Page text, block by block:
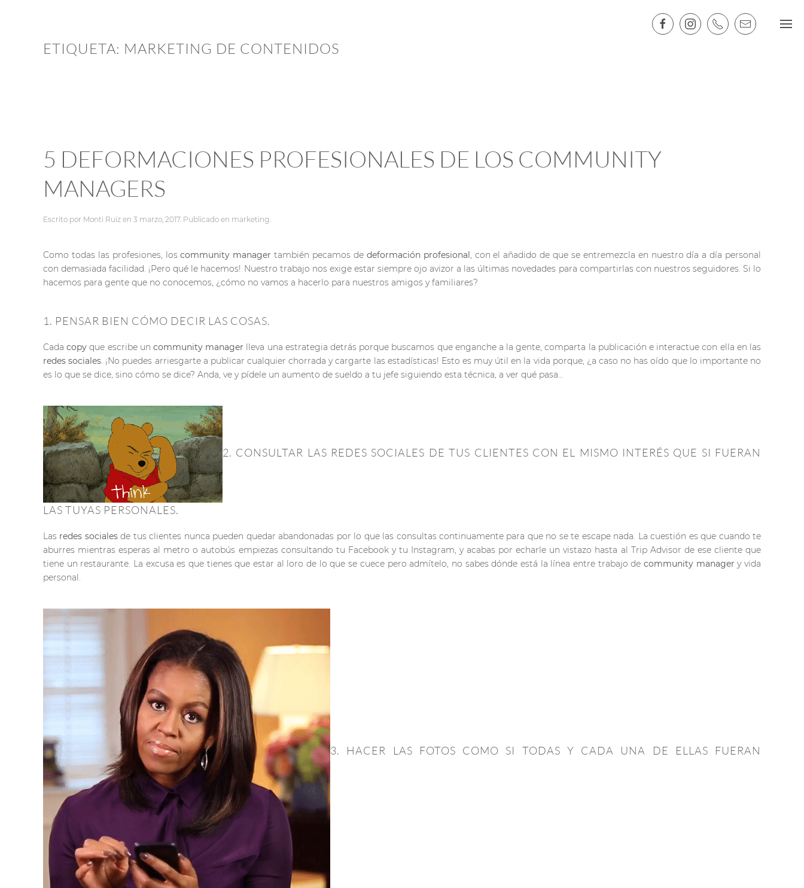
ETIQUETA: MARKETING DE CONTENIDOS
5 DEFORMACIONES PROFESIONALES DE LOS COMMUNITY
MANAGERS
Escrito por Monti Ruiz en 3 marzo, 2017. Publicado en marketing.
Como todas las profesiones, loscommunity manager también pecamos de deformación profesional, con el añadido de que se entremezcla en nuestro día a día personal
con demasiada facilidad. ¡Pero qué le hacemos! Nuestro trabajo nos exige estar siempre ojo avizor a las últimas novedades para compartirlas con nuestros seguidores. Si lo
hacemos para gente que no conocemos, ¿cómo no vamos a hacerlo para nuestros amigos y familiares?
1. PENSAR BIEN CÓMO DECIR LAS COSAS.
Cadacopy que escribe un community manager lleva una estrategia detrás porque buscamos que enganche a la gente, comparta la publicación e interactue con ella en las
redes sociales. ¡No puedes arriesgarte a publicar cualquier chorrada y cargarte las estadísticas! Esto es muy útil en la vida porque, ¿a caso no has oído que lo importante no
es lo que se dice, sino cómo se dice? Anda, ve y pídele un aumento de sueldo a tu jefe siguiendo esta técnica, a ver qué pasa…
2. CONSULTAR LAS REDES SOCIALES DE TUS CLIENTES CON EL MISMO INTERÉS QUE SI FUERAN
LAS TUYAS PERSONALES.
Las redes socialesde tus clientes nunca pueden quedar abandonadas por lo que las consultas continuamente para que no se te escape nada. La cuestión es que cuando te
aburres mientras esperas al metro o autobús empiezas consultando tu Facebook y tu Instagram, y acabas por echarle un vistazo hasta al Trip Advisor de ese cliente que
tiene un restaurante. La excusa es que tienes que estar al loro de lo que se cuece pero admítelo, no sabes dónde está la línea entre trabajo de community manager y vida
personal.
3. HACER LAS FOTOS COMO SI TODAS Y CADA UNA DE ELLAS FUERAN